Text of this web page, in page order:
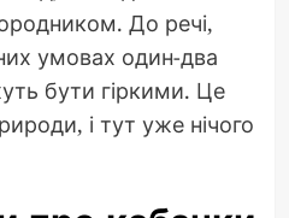
До речі,
умовах один-два
бути гіркими. Це
і тут уже нічого